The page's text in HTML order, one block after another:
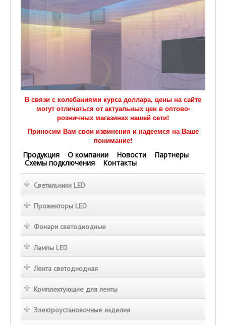
В связи с колебаниями курса доллара, цены на сайте
могут отличаться от актуальных цен в оптово-
розничных магазинах нашей сети!
Приносим Вам свои извинения и надеемся на Ваше
понимание!
Продукция
О компании Новости
Партнеры
Схемы подключения
Контакты
Светильники LED
Прожекторы LED
Фонари светодиодные
Лампы LED
Лента светодиодная
Комплектующие для ленты
Электроустановочные изделия